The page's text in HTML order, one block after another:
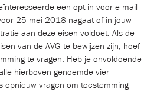
een opt-in voor e-mail
25 mei 2018 nagaat of in jouw
aan deze eisen voldoet. Als de
van de AVG te bewijzen zijn, hoef
te vragen. Heb je onvoldoende
hierboven genoemde vier
opnieuw vragen om toestemming